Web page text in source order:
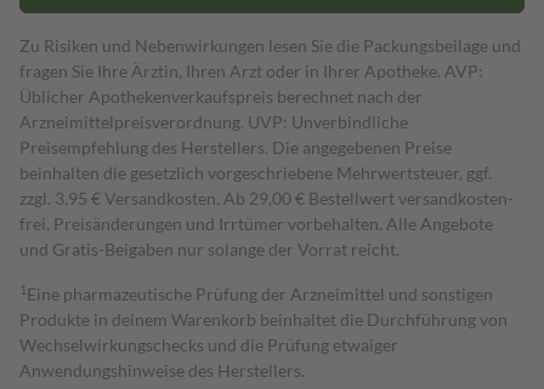
Zu Risiken und Nebenwirkungen lesen Sie die Packungsbeilage und
fragen Sie Ihre Ärztin, Ihren Arzt oder in Ihrer Apotheke. AVP:
Üblicher Apothekenverkaufspreis berechnet nach der
Arzneimittelpreisverordnung. UVP: Unverbindliche
Preisempfehlung des Herstellers. Die angegebenen Preise
beinhalten die gesetzlich vorgeschriebene Mehrwertsteuer, ggf.
zzgl. 3,95 € Versandkosten. Ab 29,00 € Bestell­wert versand­kosten­
frei. Preisänderungen und Irrtümer vorbehalten. Alle Angebote
und Gratis-Beigaben nur solange der Vorrat reicht.
1 Eine pharmazeutische Prüfung der Arzneimittel und sonstigen
Produkte in deinem Warenkorb beinhaltet die Durchführung von
Wechselwirkungschecks und die Prüfung etwaiger
Anwendungshinweise des Herstellers.